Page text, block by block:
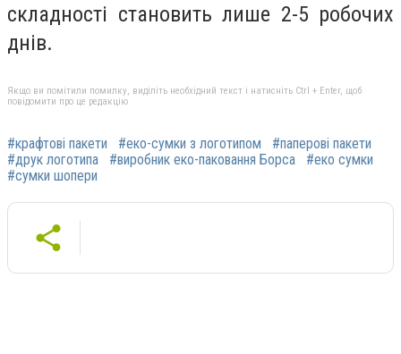
складності становить лише 2-5 робочих
днів.
Якщо ви помітили помилку, виділіть необхідний текст і натисніть Ctrl + Enter, щоб
повідомити про це редакцію
#крафтові пакети #еко-сумки з логотипом
#паперові пакети
#друк логотипа
#виробник еко-паковання Борса
#еко сумки
#сумки шопери